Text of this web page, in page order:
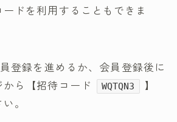
ドを利用することもできま
登録を進めるか、会員登録後に
ら【招待コード
WQTQN3
】
。